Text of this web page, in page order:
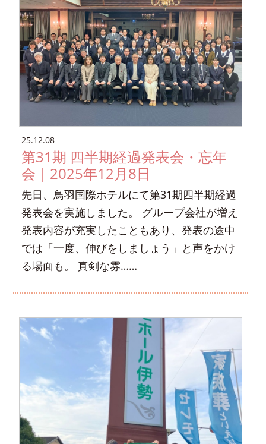
25.12.08
第31期 四半期経過発表会・忘年
会｜2025年12月8日
先日、鳥羽国際ホテルにて第31期四半期経過
発表会を実施しました。 グループ会社が増え
発表内容が充実したこともあり、発表の途中
では「一度、伸びをしましょう」と声をかけ
る場面も。 真剣な雰……